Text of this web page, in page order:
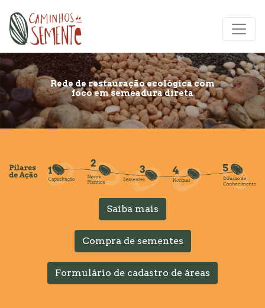
Rede de restauração ecológica com
foco em semeadura direta
Saiba mais
Compra de sementes
Formulário de cadastro de áreas